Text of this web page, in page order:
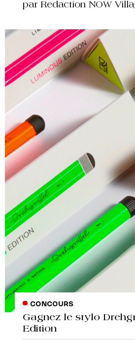
par Redaction NOW
CONCOURS
Gagnez le stylo
Edition